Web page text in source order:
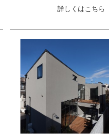
詳しくはこちら